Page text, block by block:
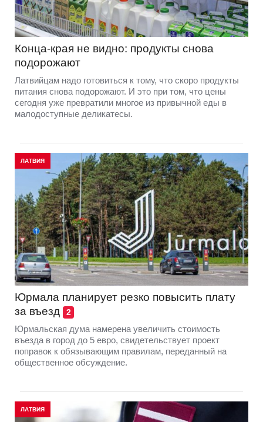
Конца-края не видно: продукты снова
подорожают
Латвийцам надо готовиться к тому, что скоро продукты
питания снова подорожают. И это при том, что цены
сегодня уже превратили многое из привычной еды в
малодоступные деликатесы.
ЛАТВИЯ
Юрмала планирует резко повыcить плату
за въезд
2
Юрмальская дума намерена увеличить стоимость
въезда в город до 5 евро, свидетельствует проект
поправок к обязывающим правилам, переданный на
общественное обсуждение.
ЛАТВИЯ